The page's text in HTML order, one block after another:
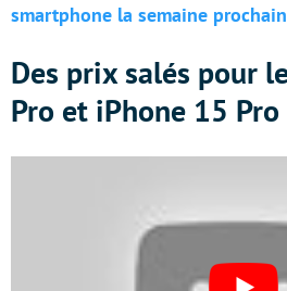
smartphone la semaine
Des prix salés pour
Pro et iPhone 15